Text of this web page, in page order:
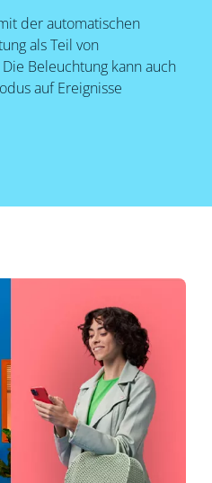
der automatischen
als Teil von
Beleuchtung kann auch
auf Ereignisse